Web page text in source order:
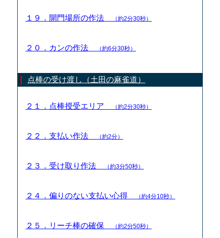
１９．開門場所の作法 （約2分30秒）
２０．カンの作法 （約6分30秒）
点棒の受け渡し（土田の麻雀道）
２１．点棒授受エリア （約2分30秒）
２２．支払い作法 （約2分）
２３．受け取り作法 （約3分50秒）
２４．偏りのない支払い心得 （約4分10秒）
２５．リーチ棒の確保 （約2分50秒）